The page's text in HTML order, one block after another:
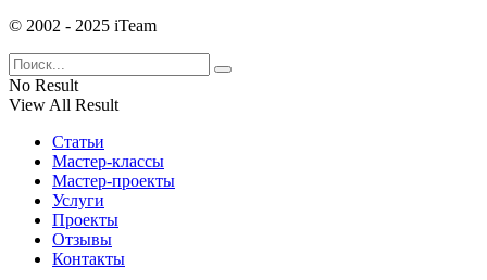
© 2002 - 2025 iTeam
No Result
View All Result
Статьи
Мастер-классы
Мастер-проекты
Услуги
Проекты
Отзывы
Контакты